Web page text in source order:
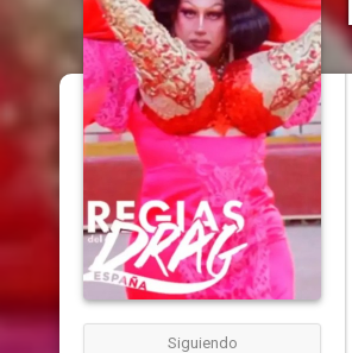
Siguiendo